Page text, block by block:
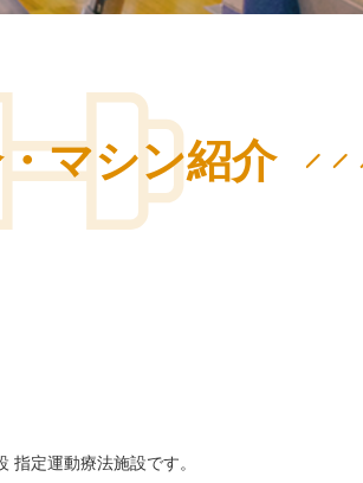
マシン紹介
指定運動療法施設です。